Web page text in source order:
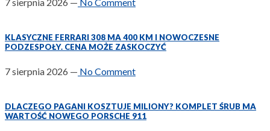
KLASYCZNE FERRARI 308 MA 400 KM I NOWOCZESNE
PODZESPOŁY. CENA MOŻE ZASKOCZYĆ
7 sierpnia 2026 — No Comment
DLACZEGO PAGANI KOSZTUJE MILIONY? KOMPLET ŚRUB MA
WARTOŚĆ NOWEGO PORSCHE 911